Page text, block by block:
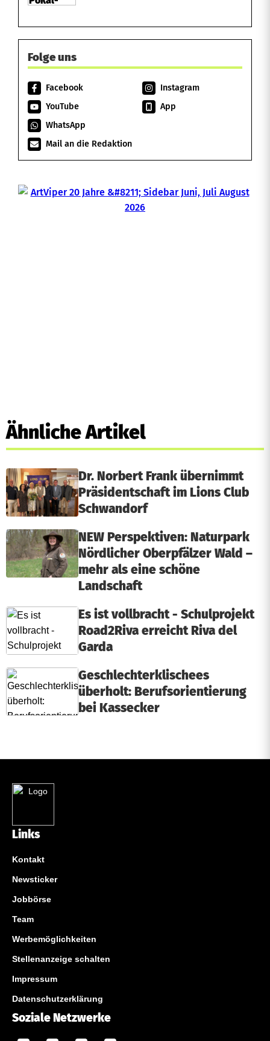
Folge uns
Facebook
Instagram
YouTube
App
WhatsApp
Mail an die Redaktion
Ähnliche Artikel
Dr. Norbert Frank übernimmt
Präsidentschaft im Lions Club
Schwandorf
NEW Perspektiven: Naturpark
Nördlicher Oberpfälzer Wald –
mehr als eine schöne
Landschaft
Es ist vollbracht - Schulprojekt
Road2Riva erreicht Riva del
Garda
Geschlechterklischees
überholt: Berufsorientierung
bei Kassecker
Links
Kontakt
Newsticker
Jobbörse
Team
Werbemöglichkeiten
Stellenanzeige schalten
Impressum
Datenschutzerklärung
Soziale Netzwerke